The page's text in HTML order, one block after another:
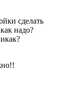
сделать
надо?